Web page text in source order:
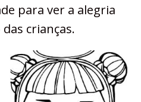
para ver a alegria
crianças.